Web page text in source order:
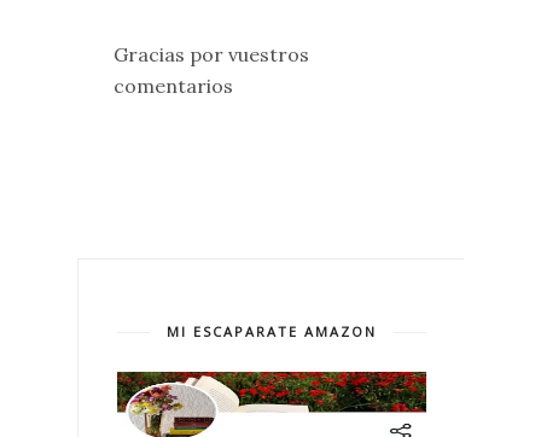
Gracias por vuestros
comentarios
MI ESCAPARATE AMAZON